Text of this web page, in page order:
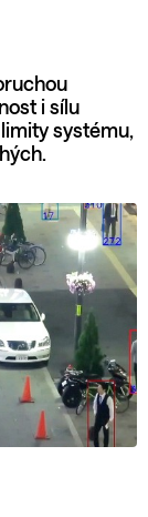
i sílu
systému,